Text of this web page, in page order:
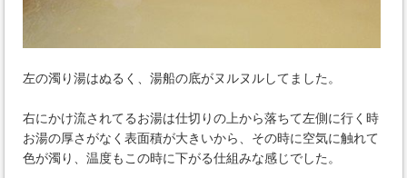
左の濁り湯はぬるく、湯船の底がヌルヌルしてました。
右にかけ流されてるお湯は仕切りの上から落ちて左側に行く時
お湯の厚さがなく表面積が大きいから、その時に空気に触れて
色が濁り、温度もこの時に下がる仕組みな感じでした。